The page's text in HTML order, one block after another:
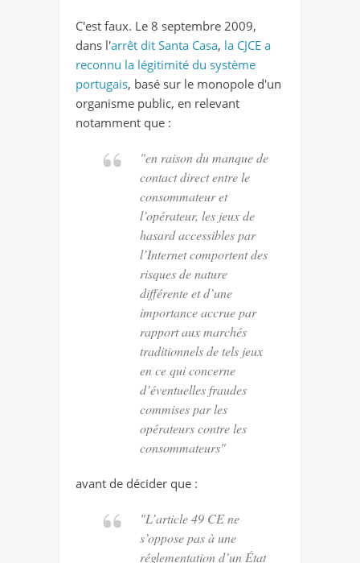
C'est faux. Le 8 septembre 2009,
dans l'arrêt dit Santa Casa, la CJCE a
reconnu la légitimité du système
portugais, basé sur le monopole d'un
organisme public, en relevant
notamment que :
"en raison du manque de
contact direct entre le
consommateur et
l’opérateur, les jeux de
hasard accessibles par
l’Internet comportent des
risques de nature
différente et d’une
importance accrue par
rapport aux marchés
traditionnels de tels jeux
en ce qui concerne
d’éventuelles fraudes
commises par les
opérateurs contre les
consommateurs"
avant de décider que :
"L’article 49 CE ne
s’oppose pas à une
réglementation d’un État